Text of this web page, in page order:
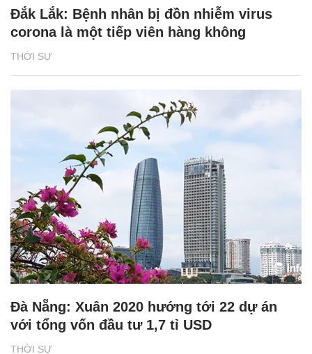
THỜI SỰ
Đắk Lắk: Bệnh nhân bị đồn nhiễm virus
corona là một tiếp viên hàng không
THỜI SỰ
Đà Nẵng: Xuân 2020 hướng tới 22 dự án
với tổng vốn đầu tư 1,7 tỉ USD